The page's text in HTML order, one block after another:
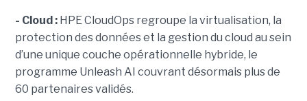
- Cloud :HPE CloudOps regroupe la virtualisation, la
protection des données et la gestion du cloud au sein
d’une unique couche opérationnelle hybride, le
programme Unleash AI couvrant désormais plus de
60 partenaires validés.